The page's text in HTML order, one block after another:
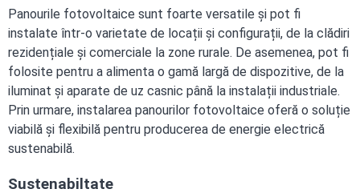
Panourile fotovoltaice sunt foarte versatile și pot fi
instalate într-o varietate de locații și configurații, de la clădiri
rezidențiale și comerciale la zone rurale. De asemenea, pot fi
folosite pentru a alimenta o gamă largă de dispozitive, de la
iluminat și aparate de uz casnic până la instalații industriale.
Prin urmare, instalarea panourilor fotovoltaice oferă o soluție
viabilă și flexibilă pentru producerea de energie electrică
sustenabilă.
Sustenabiltate